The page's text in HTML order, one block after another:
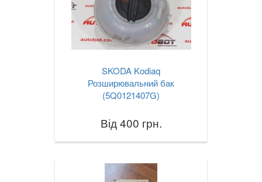
SKODA Kodiaq
Розширювальний бак
(5Q0121407G)
Від 400 грн.